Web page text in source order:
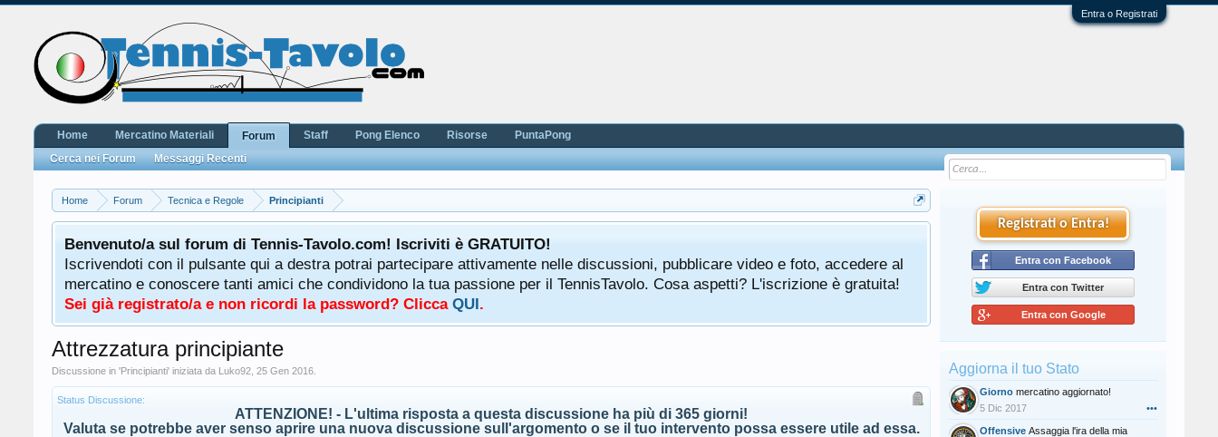
Entra o Registrati
Home Forum Tecnica e Regole Principianti
Benvenuto/a sul forum di Tennis-Tavolo.com! Iscriviti è GRATUITO!
Iscrivendoti con il pulsante qui a destra potrai partecipare attivamente nelle discussioni, pubblicare video e foto, accedere al
mercatino e conoscere tanti amici che condividono la tua passione per il TennisTavolo. Cosa aspetti? L'iscrizione è gratuita!
Sei già registrato/a e non ricordi la password? Clicca QUI.
Attrezzatura principiante
Discussione in 'Principianti' iniziata da Luko92 25 Gen 2016
Status Discussione:
ATTENZIONE! - L'ultima risposta a questa discussione ha più di 365 giorni!
Valuta se potrebbe aver senso aprire una nuova discussione sull'argomento o se il tuo intervento possa essere utile ad essa.
Registrati o Entra!
Entra con Facebook
Entra con Twitter
Entra con Google
Aggiorna il tuo Stato
Giorno mercatino aggiornato!
5 Dic 2017
•••
Offensive Assaggia l'ira della mia
Home Mercatino Materiali
Forum
Cerca nei Forum
Messaggi Recenti
Staff Pong Elenco Risorse PuntaPong